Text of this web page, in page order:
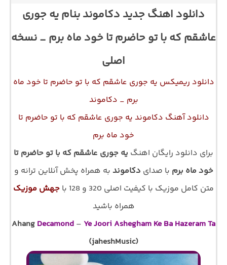
دانلود اهنگ جدید دکاموند بنام ﻳﻪ ﺟﻮری
ﻋﺎﺷﻘﻢ ﻛﻪ ﺑﺎ ﺗﻮ ﺣﺎﺿﺮم ﺗﺎ ﺧﻮد ﻣﺎه ﺑﺮم _ نسخه
اصلی
دانلود ریمیکس ﻳﻪ ﺟﻮری ﻋﺎﺷﻘﻢ ﻛﻪ ﺑﺎ ﺗﻮ ﺣﺎﺿﺮم ﺗﺎ ﺧﻮد ﻣﺎه
ﺑﺮم _ دکاموند
دانلود آهنگ دکاموند ﻳﻪ ﺟﻮری ﻋﺎﺷﻘﻢ ﻛﻪ ﺑﺎ ﺗﻮ ﺣﺎﺿﺮم ﺗﺎ
ﺧﻮد ﻣﺎه ﺑﺮم
برای دانلود رایگان اهنگ ﻳﻪ ﺟﻮری ﻋﺎﺷﻘﻢ ﻛﻪ ﺑﺎ ﺗﻮ ﺣﺎﺿﺮم ﺗﺎ
ﺧﻮد ﻣﺎه ﺑﺮم با صدای دکاموند به همراه پخش آنلاین ترانه و
متن کامل موزیک با کیفیت اصلی 320 و 128 با
جهش موزیک
همراه باشید
Ahang Decamond – Ye Joori Ashegham Ke Ba Hazeram Ta
(jaheshMusic)